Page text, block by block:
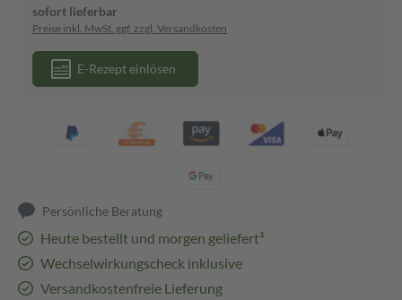
sofort lieferbar
Preise inkl. MwSt. ggf. zzgl. Versandkosten
E-Rezept einlösen
Persönliche Beratung
Heute bestellt und morgen geliefert³
Wechselwirkungscheck inklusive
Versandkostenfreie Lieferung